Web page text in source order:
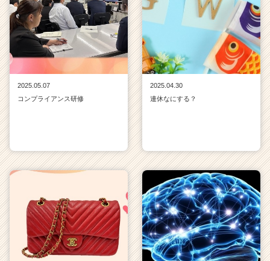
2025.05.07
コンプライアンス研修
2025.04.30
連休なにする？